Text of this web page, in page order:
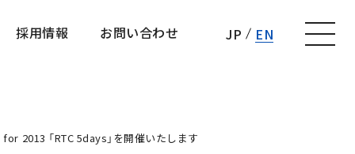
採用情報
お問い合わせ
JP EN
2013 「RTC 5days」を開催いたします